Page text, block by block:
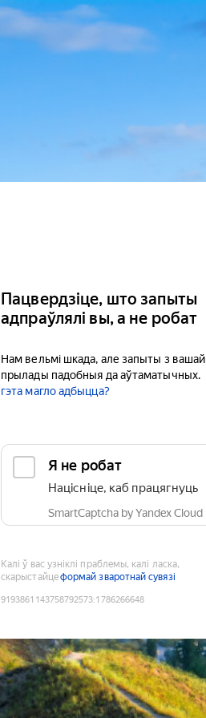
Пацвердзіце, што запыты
адпраўлялі вы, а не робат
Нам вельмі шкада, але запыты з вашай
прылады падобныя да аўтаматычных.
гэта магло адбыцца?
Я не робат
Націсніце, каб працягнуць
SmartCaptcha by Yandex Cloud
Калі ў вас узніклі праблемы, калі ласка,
скарыстайцеформай зваротнай сувязі
9193861143758792573:1786266648